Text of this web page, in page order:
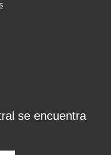
se encuentra